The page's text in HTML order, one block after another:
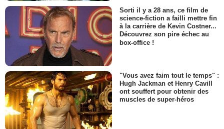
Sorti il y a 28 ans, ce film de
science-fiction a failli mettre fin
à la carrière de Kevin Costner...
Découvrez son pire échec au
box-office !
"Vous avez faim tout le temps" :
Hugh Jackman et Henry Cavill
ont souffert pour obtenir des
muscles de super-héros